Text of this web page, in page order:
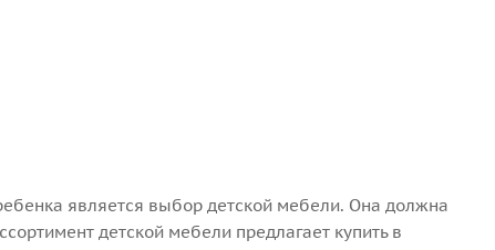
является выбор детской мебели. Она должна
детской мебели предлагает купить в